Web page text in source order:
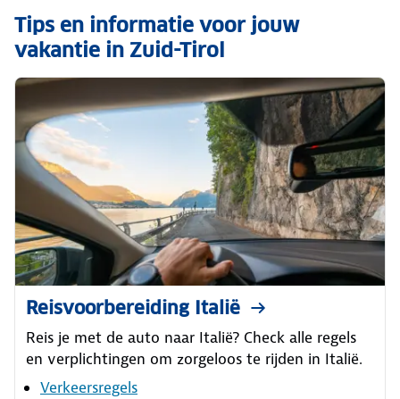
Tips en informatie voor jouw
vakantie in Zuid-Tirol
Reisvoorbereiding Italië
Reis je met de auto naar Italië? Check alle regels
en verplichtingen om zorgeloos te rijden in Italië.
Verkeersregels